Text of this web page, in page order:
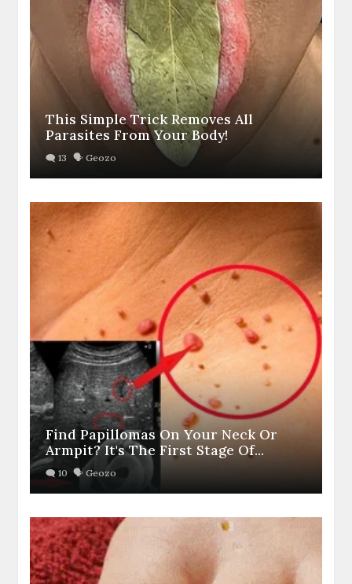
This Simple Trick Removes All
Parasites From Your Body!
Find Papillomas On Your Neck Or
Armpit? It's The First Stage Of...